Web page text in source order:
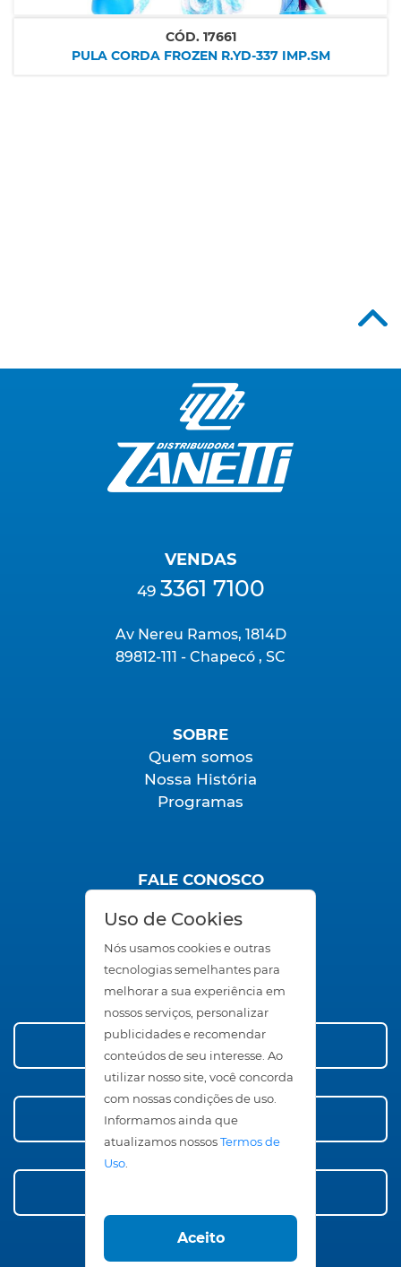
Uso de Cookies
Nós usamos cookies e outras
tecnologias semelhantes para
melhorar a sua experiência em
nossos serviços, personalizar
publicidades e recomendar
conteúdos de seu interesse. Ao
utilizar nosso site, você concorda
com nossas condições de uso.
Informamos ainda que
atualizamos nossos Termos de
Uso.
Aceito
CÓD. 17661
PULA CORDA FROZEN R.YD-337 IMP.SM
VENDAS
49 3361 7100
Av Nereu Ramos, 1814D
89812-111 - Chapecó , SC
SOBRE
Quem somos
Nossa História
Programas
FALE CONOSCO
Trabalhe Conosco
Seja um Representante
Área Restrita
Conheça nossos Produtos
Compre Agora!